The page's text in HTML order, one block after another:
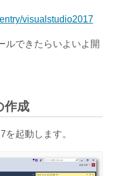
visualstudio2017
ルできたらいよいよ開
作成
起動します。